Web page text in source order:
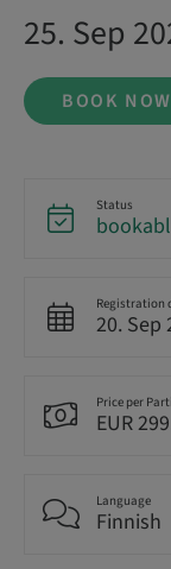
25. Sep
BOOK NOW
Status
Registration
20. Sep
Price per
EUR
Language
Finnish